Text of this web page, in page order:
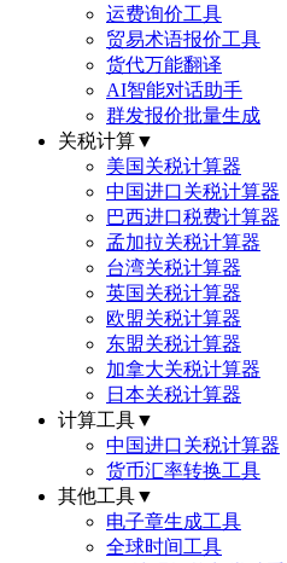
运费询价工具
贸易术语报价工具
货代万能翻译
AI智能对话助手
群发报价批量生成
关税计算▼
美国关税计算器
中国进口关税计算器
巴西进口税费计算器
孟加拉关税计算器
台湾关税计算器
英国关税计算器
欧盟关税计算器
东盟关税计算器
加拿大关税计算器
日本关税计算器
计算工具▼
中国进口关税计算器
货币汇率转换工具
其他工具▼
电子章生成工具
全球时间工具